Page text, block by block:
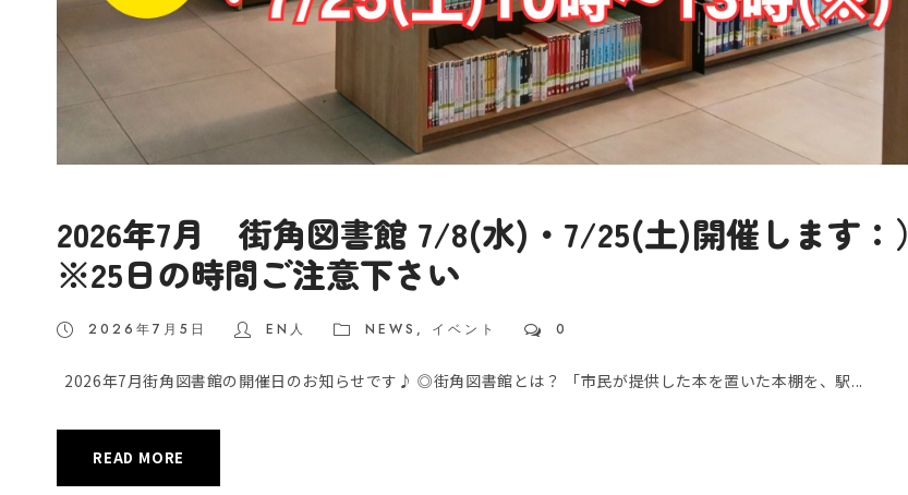
2026年7月 街角図書館 7/8(水)・7/25(土)開催します：）
※25日の時間ご注意下さい
2026年7月5日 EN人 NEWS , イベント 0
2026年7月街角図書館の開催日のお知らせです♪ ◎街角図書館とは？ 「市民が提供した本を置いた本棚を、駅...
READ MORE